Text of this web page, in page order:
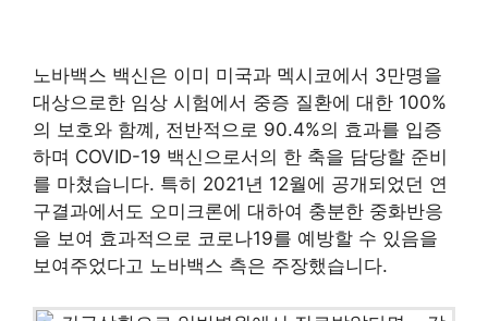
노바백스 백신은 이미 미국과 멕시코에서 3만명을
대상으로한 임상 시험에서 중증 질환에 대한 100%
의 보호와 함꼐, 전반적으로 90.4%의 효과를 입증
하며 COVID-19 백신으로서의 한 축을 담당할 준비
를 마쳤습니다. 특히 2021년 12월에 공개되었던 연
구결과에서도 오미크론에 대하여 충분한 중화반응
을 보여 효과적으로 코로나19를 예방할 수 있음을
보여주었다고 노바백스 측은 주장했습니다.